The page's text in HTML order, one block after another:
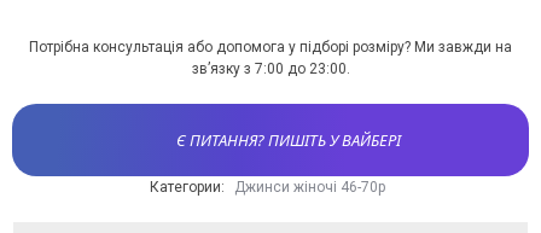
Потрібна консультація або допомога у підборі розміру? Ми завжди на
зв’язку з 7:00 до 23:00.
Є ПИТАННЯ? ПИШІТЬ У ВАЙБЕРІ
Категории: Джинси жіночі 46-70р